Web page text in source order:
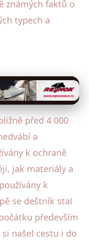
známých faktů o
typech a
před 4 000
a
k ochraně
jak materiály a
k
se deštník stal
především
našel cestu i do